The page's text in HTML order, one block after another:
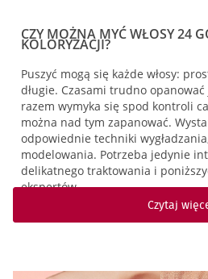
CZY MOŻNA MYĆ WŁOSY 24
KOLORYZACJI?
Puszyć mogą się każde włosy:
długie. Czasami trudno
razem wymyka się spod kontroli
można nad tym zapanować.
odpowiednie techniki
modelowania. Potrzeba jedynie
delikatnego traktowania i
ekspertów…
Czytaj